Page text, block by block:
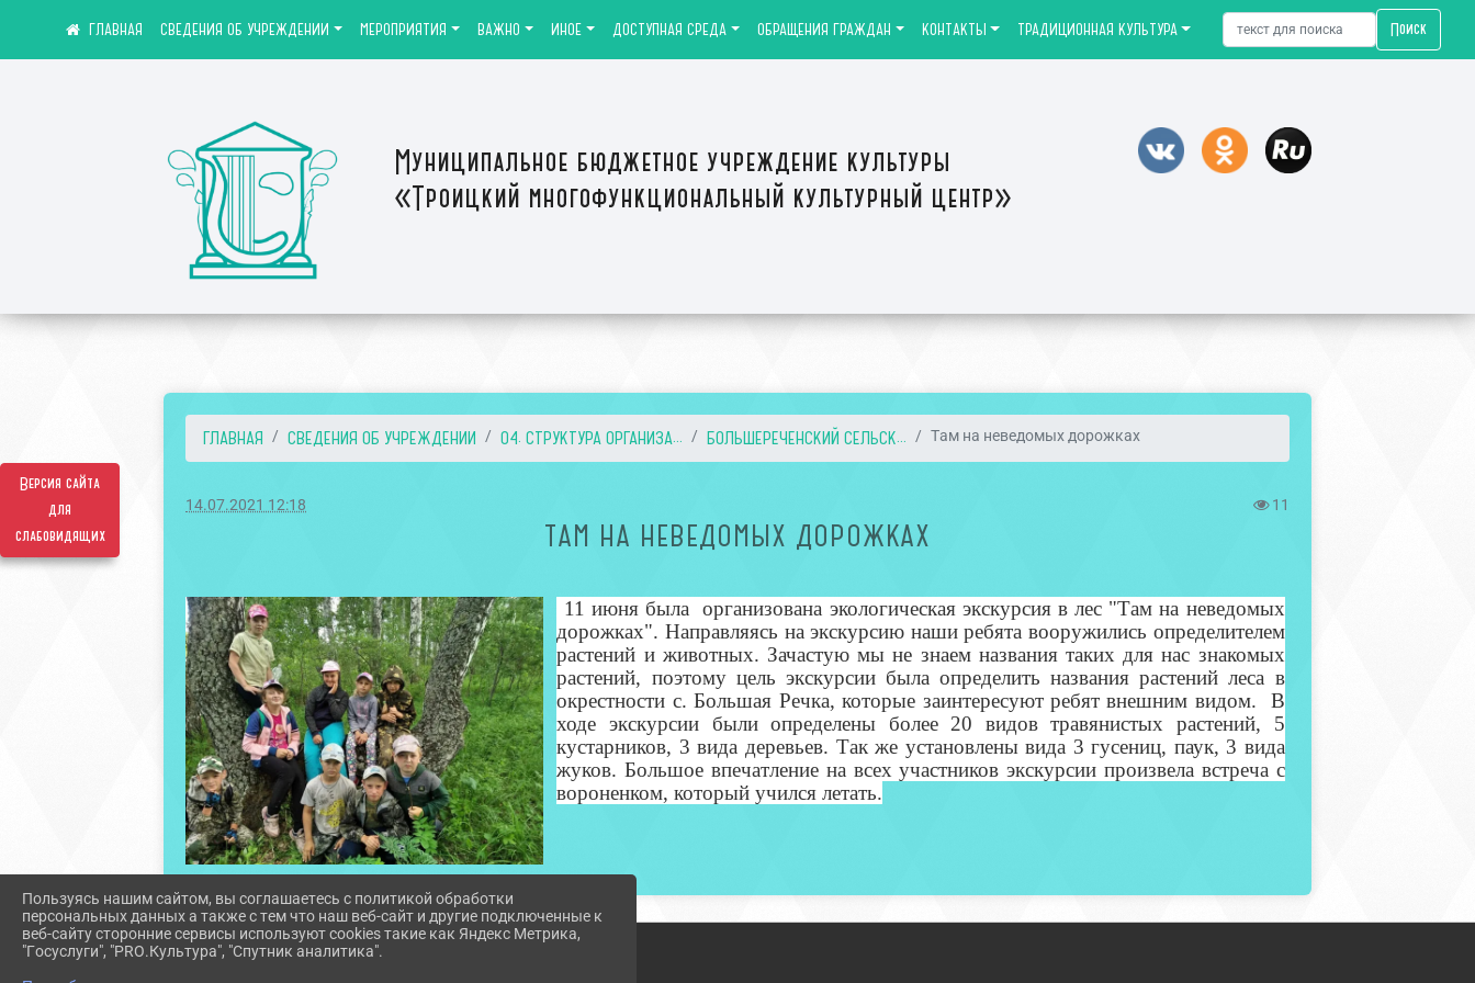
Версия сайта
для
слабовидящих
Муниципальное бюджетное учреждение культуры
«Троицкий многофункциональный культурный центр»
СВЕДЕНИЯ ОБ УЧРЕЖДЕНИИ МЕРОПРИЯТИЯ ВАЖНО ИНОЕ ДОСТУПНАЯ СРЕДА ОБРАЩЕНИЯ ГРАЖДАН КОНТАКТЫ ТРАДИЦИОННАЯ КУЛЬТУРА Поиск
ГЛАВНАЯ СВЕДЕНИЯ ОБ УЧРЕЖДЕНИИ 04. СТРУКТУРА ОРГАНИЗА... БОЛЬШЕРЕЧЕНСКИЙ СЕЛЬСК... Там на неведомых дорожках
14.07.2021 12:18 11
ТАМ НА НЕВЕДОМЫХ ДОРОЖКАХ
11 июня была организована экологическая экскурсия в лес "Там на неведомых
дорожках". Направляясь на экскурсию наши ребята вооружились определителем
растений и животных. Зачастую мы не знаем названия таких для нас знакомых
растений, поэтому цель экскурсии была определить названия растений леса в
окрестности с. Большая Речка, которые заинтересуют ребят внешним видом. В
ходе экскурсии были определены более 20 видов травянистых растений, 5
кустарников, 3 вида деревьев. Так же установлены вида 3 гусениц, паук, 3 вида
жуков. Большое впечатление на всех участников экскурсии произвела встреча с
вороненком, который учился летать.
Пользуясь нашим сайтом, вы соглашаетесь с политикой обработки
персональных данных а также с тем что наш веб-сайт и другие подключенные к
веб-сайту сторонние сервисы используют cookies такие как Яндекс Метрика,
"Госуслуги", "PRO.Культура", "Спутник аналитика".